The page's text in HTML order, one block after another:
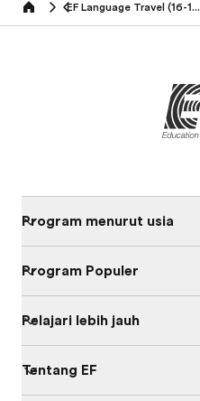
Home EF Language Travel (16-18 tahun)
Program menurut usia
Program Populer
Pelajari lebih jauh
Tentang EF